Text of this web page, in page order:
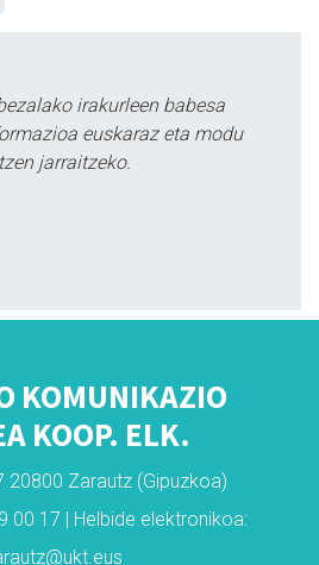
irakurleen babesa
euskaraz eta modu
jarraitzeko.
KOMUNIKAZIO
KOOP. ELK.
20800 Zarautz (Gipuzkoa)
00 17 | Helbide elektronikoa: